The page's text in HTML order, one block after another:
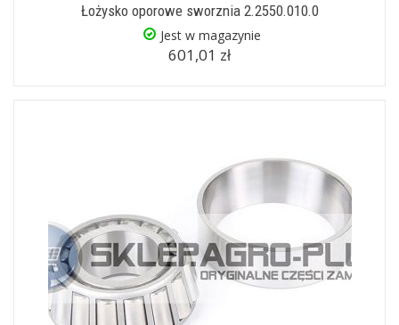
Łożysko oporowe sworznia 2.2550.010.0
Jest w magazynie
601,01 zł